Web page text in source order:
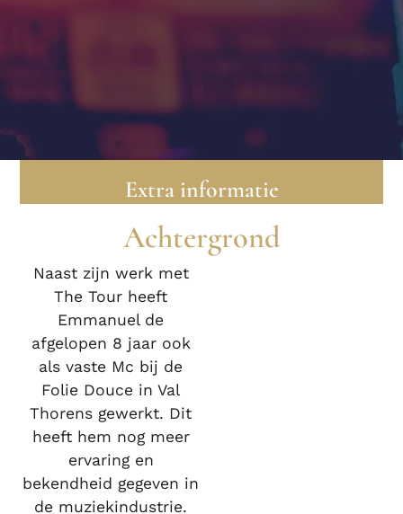
Extra informatie
Achtergrond
Naast zijn werk met
The Tour heeft
Emmanuel de
afgelopen 8 jaar ook
als vaste Mc bij de
Folie Douce in Val
Thorens gewerkt. Dit
heeft hem nog meer
ervaring en
bekendheid gegeven in
de muziekindustrie.